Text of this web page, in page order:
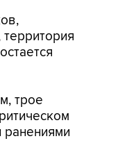
трое
ранениями